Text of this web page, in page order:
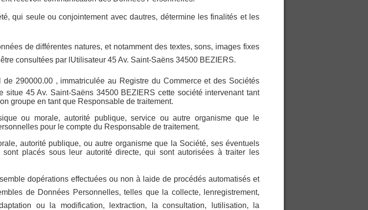
qui seule ou conjointement avec dautres, détermine les finalités et les
de différentes natures, et notamment des textes, sons, images fixes
consultées par lUtilisateur 45 Av. Saint-Saëns 34500 BEZIERS.
290000.00 , immatriculée au Registre du Commerce et des Sociétés
45 Av. Saint-Saëns 34500 BEZIERS cette société intervenant tant
groupe en tant que Responsable de traitement.
ou morale, autorité publique, service ou autre organisme que le
pour le compte du Responsable de traitement.
autorité publique, ou autre organisme que la Société, ses éventuels
placés sous leur autorité directe, qui sont autorisées à traiter les
dopérations effectuées ou non à laide de procédés automatisés et
de Données Personnelles, telles que la collecte, lenregistrement,
ou la modification, lextraction, la consultation, lutilisation, la